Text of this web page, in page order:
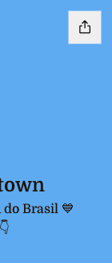
Brasil 💙